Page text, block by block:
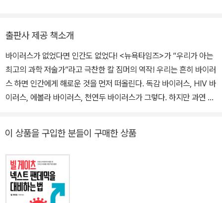
과학 보도의 이정표가 되었다. 《뉴욕타임스》에서 칼럼 〈세상을 이루
의 경계』, 『바이러스 행성』, 『진화』, 『기생충 제국』 등이 있다.
쟁』이 있으며, 옮긴 책으로는 『질병 해방』, 『인간 본성에 대하여』, 『우
리는 왜 잠을 자야 할까』, 『세포의 노래』, 『만들어진 신』 등이 있다.
출판사 제공 책소개
바이러스가 없었다면 인간도 없었다! <뉴욕타임즈>가 “우리가 아는
최고의 과학 저술가”라고 극찬한 칼 짐머의 역작! 우리는 흔히 바이러
스 하면 인간에게 해로운 것을 먼저 떠올린다. 독감 바이러스, HIV 바
이러스, 에볼라 바이러스, 천연두 바이러스가 그렇다. 하지만 과연 바
있다. <뉴욕타임즈>가 “우리가 아는 최고의 과학 저술가”라고 극찬
한 칼 짐머는 이 책에서 우리가 알지 못했던 바이러스에 관한 모든 이
야기를 들려준다. 우리가 아는 생명이 40억 년 전 바이러스에서 시작
되었을 수도 있고, 생명의 유전적 다양성 중 대부분이 바이러스 유전
자에 들어 있으며, 우리가 마시는 산소의 상당 부분을 바이러스가 생
이 상품을 구입한 분들이 구매한 상품